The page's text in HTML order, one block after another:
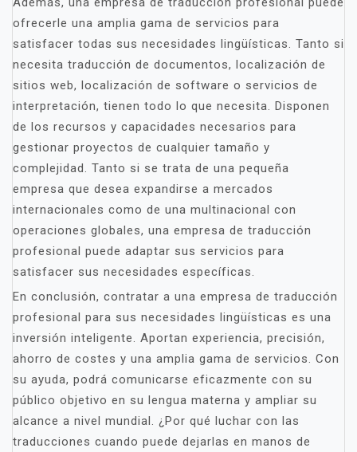
ofrecerle una amplia gama de servicios para
satisfacer todas sus necesidades lingüísticas. Tanto si
necesita traducción de documentos, localización de
sitios web, localización de software o servicios de
interpretación, tienen todo lo que necesita. Disponen
de los recursos y capacidades necesarios para
gestionar proyectos de cualquier tamaño y
complejidad. Tanto si se trata de una pequeña
empresa que desea expandirse a mercados
internacionales como de una multinacional con
operaciones globales, una empresa de traducción
profesional puede adaptar sus servicios para
satisfacer sus necesidades específicas.
En conclusión, contratar a una empresa de traducción
profesional para sus necesidades lingüísticas es una
inversión inteligente. Aportan experiencia, precisión,
ahorro de costes y una amplia gama de servicios. Con
su ayuda, podrá comunicarse eficazmente con su
público objetivo en su lengua materna y ampliar su
alcance a nivel mundial. ¿Por qué luchar con las
traducciones cuando puede dejarlas en manos de